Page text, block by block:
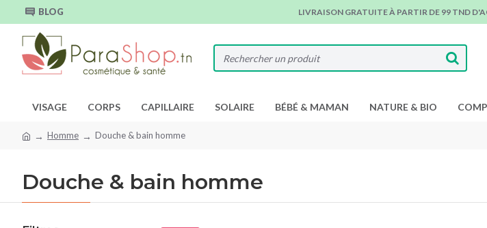
BLOG LIVRAISON GRATUITE À PARTIR DE 99 TND
VISAGE CORPS CAPILLAIRE SOLAIRE BÉBÉ & MAMAN NATURE & BIO
Homme Douche & bain homme
Douche & bain homme